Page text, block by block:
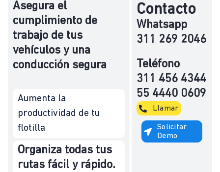
Asegura el
cumplimiento de
trabajo de tus
vehículos y una
conducción segura
Aumenta la
productividad de tu
flotilla
Organiza todas tus
rutas fácil y rápido.
Contacto
Whatsapp
311 269 2046
Teléfono
311 456 4344
55 4440 0609
Llamar
Solicitar
Demo